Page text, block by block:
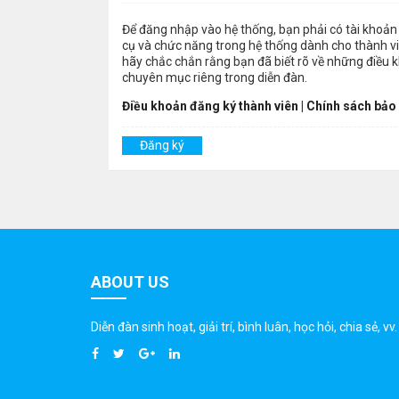
Để đăng nhập vào hệ thống, bạn phải có tài
cụ và chức năng trong hệ thống dành cho thành
hãy chắc chắn rằng bạn đã biết rõ về những
chuyên mục riêng trong diễn đàn.
Điều khoản đăng ký thành viên
Chính sách
Đăng ký
ABOUT US
Diễn đàn sinh hoạt, giải trí, bình luân, học hỏi, chia sẻ, vv.